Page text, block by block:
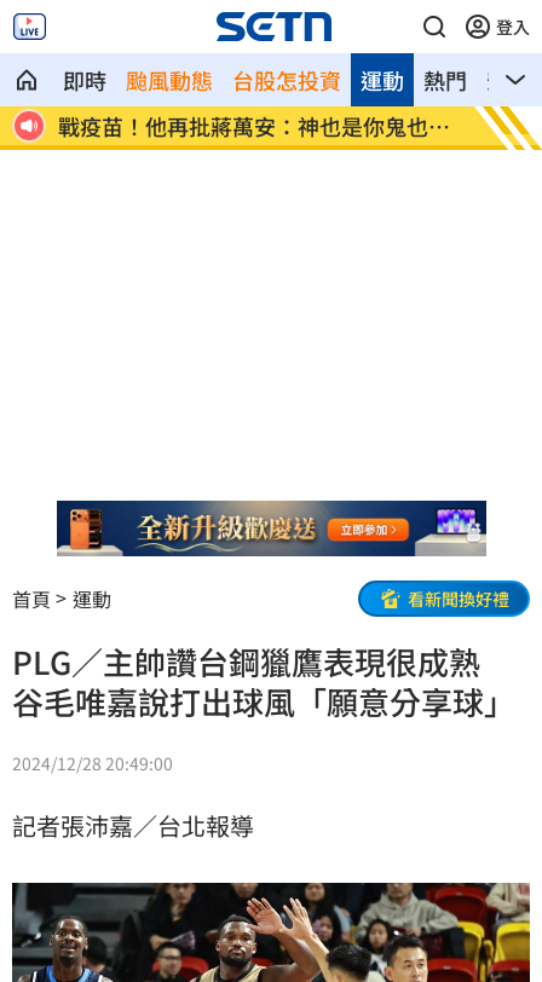
登入
即時 颱風動態 台股怎投資 熱門 影音
運動
誤
戰疫苗！他再批蔣萬安：神也是你鬼也是
你
星二
了
首頁 運動 看新聞換好禮
PLG／主帥讚台鋼獵鷹表現很成熟
谷毛唯嘉說打出球風「願意分享球」
2024/12/28 20:49:00
記者張沛嘉／台北報導